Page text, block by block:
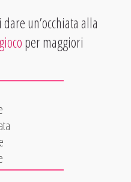
un’occhiata alla
per maggiori